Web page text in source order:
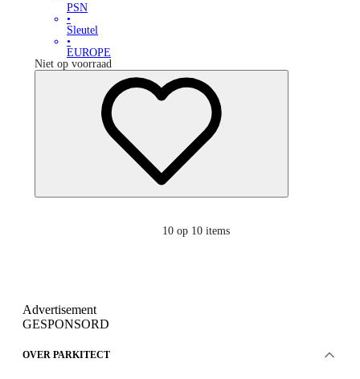
PSN
•
Sleutel
•
EUROPE
Niet op voorraad
10 op 10 items
Advertisement
GESPONSORD
OVER PARKITECT